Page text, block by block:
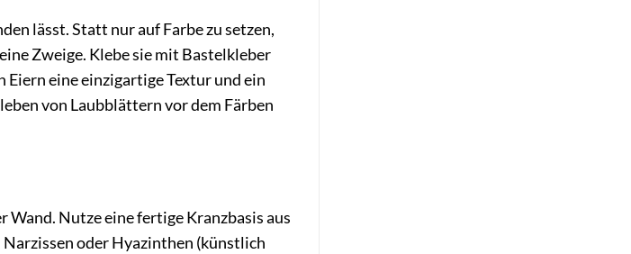
lässt. Statt nur auf Farbe zu setzen,
Zweige. Klebe sie mit Bastelkleber
Eiern eine einzigartige Textur und ein
von Laubblättern vor dem Färben
Nutze eine fertige Kranzbasis aus
oder Hyazinthen (künstlich